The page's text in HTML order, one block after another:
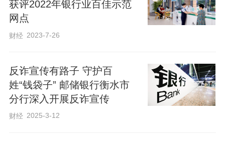
的业余文化生活，缓解了老年人的孤独
感，更切实拉近了银行与客户的情感距
下一步，邮储银行衡水市分行将持续深耕
适老化服务建设，常态化开展多元化、接
地气的银龄主题活动，以温情服务传递金
获评2022年银行业百佳示范
网点
财经 2023-7-26
反诈宣传有路子 守护百
姓“钱袋子” 邮储银行衡水市
分行深入开展反诈宣传
财经 2025-3-12